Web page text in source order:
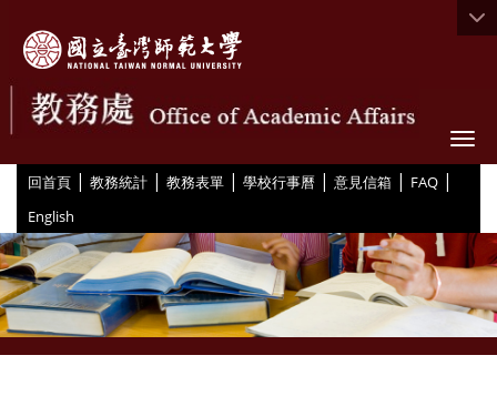
回首頁 | 教務統計 | 教務表單 | 學校行事曆 | 意見信箱 | FAQ |
English